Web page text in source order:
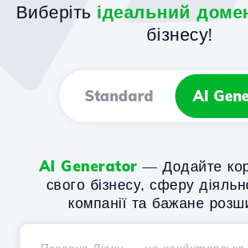
Виберіть ідеальний
бізнесу!
Standard AI
AI Generator — Додайте
свого бізнесу, сферу
компанії та бажане